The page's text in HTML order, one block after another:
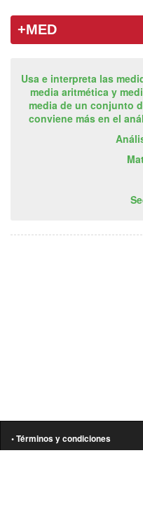
+MED
Usa e interpreta las
media aritmética y
media de un conjunto
conviene más en el
• Términos y condiciones